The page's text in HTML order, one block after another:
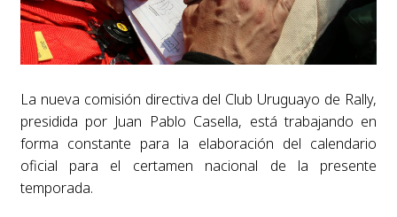
La nueva comisión directiva del Club Uruguayo de Rally,
presidida por Juan Pablo Casella, está trabajando en
forma constante para la elaboración del calendario
oficial para el certamen nacional de la presente
temporada.